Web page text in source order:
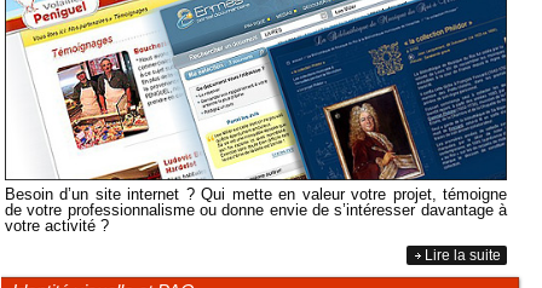
Besoin d’un site internet ? Qui mette en valeur votre projet, témoigne
de votre professionnalisme ou donne envie de s’intéresser davantage à
votre activité ?
Lire la suite